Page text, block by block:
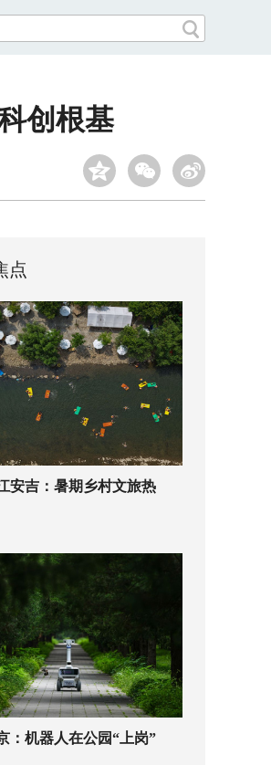
创根基
点
安吉：暑期乡村文旅热
：机器人在公园“上岗”